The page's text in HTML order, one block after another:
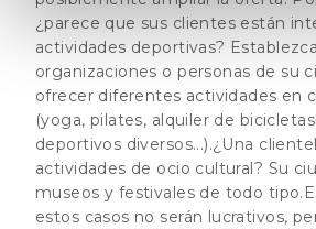
¿parece que sus clientes están
actividades deportivas?
organizaciones o personas de su
ofrecer diferentes actividades en
(yoga, pilates, alquiler de
deportivos diversos...).¿Una
actividades de ocio cultural? Su
museos y festivales de todo
estos casos no serán lucrativos,